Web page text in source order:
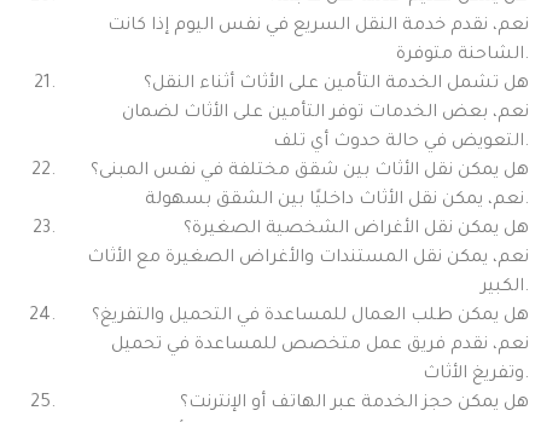
نعم، نقدم خدمة النقل السريع في نفس اليوم إذا كانت
الشاحنة متوفرة.
هل تشمل الخدمة التأمين على الأثاث أثناء النقل؟
نعم، بعض الخدمات توفر التأمين على الأثاث لضمان
التعويض في حالة حدوث أي تلف.
هل يمكن نقل الأثاث بين شقق مختلفة في نفس المبنى؟
نعم، يمكن نقل الأثاث داخليًا بين الشقق بسهولة.
هل يمكن نقل الأغراض الشخصية الصغيرة؟
نعم، يمكن نقل المستندات والأغراض الصغيرة مع الأثاث
الكبير.
هل يمكن طلب العمال للمساعدة في التحميل والتفريغ؟
نعم، نقدم فريق عمل متخصص للمساعدة في تحميل
وتفريغ الأثاث.
هل يمكن حجز الخدمة عبر الهاتف أو الإنترنت؟